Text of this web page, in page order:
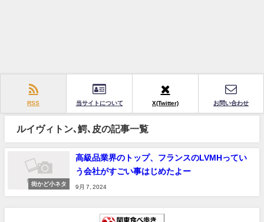
RSS 当サイトについて X(Twitter) お問い合わせ
ルイヴィトン､鰐､皮の記事一覧
街かど小ネタ
高級品業界のトップ、フランスのLVMHってい
う会社がすごい事はじめたよー
9月 7, 2024